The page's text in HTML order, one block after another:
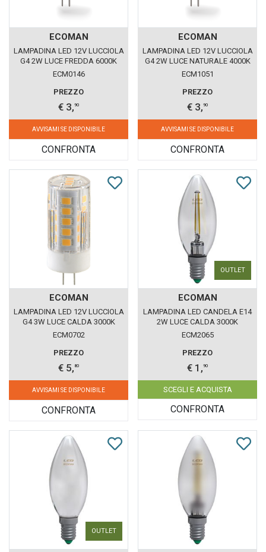
ECOMAN
LAMPADINA LED 12V LUCCIOLA
G4 2W LUCE FREDDA 6000K
ECOMAN VETRO TRASPARENTE
ECM0146
PREZZO
€ 3,90
AVVISAMI SE DISPONIBILE
CONFRONTA
ECOMAN
LAMPADINA LED 12V LUCCIOLA
G4 2W LUCE NATURALE 4000K
ECOMAN VETRO TRASPARENTE
ECM1051
PREZZO
€ 3,90
AVVISAMI SE DISPONIBILE
CONFRONTA
ECOMAN
LAMPADINA LED 12V LUCCIOLA
G4 3W LUCE CALDA 3000K
ECOMAN VETRO TRASPARENTE
ECM0702
PREZZO
€ 5, 80
AVVISAMI SE DISPONIBILE
CONFRONTA
OUTLET
ECOMAN
LAMPADINA LED CANDELA E14
2W LUCE CALDA 3000K
ECOMAN VETRO TRASPARENTE
ECM2065
PREZZO
€ 1,90
SCEGLI E ACQUISTA
CONFRONTA
OUTLET